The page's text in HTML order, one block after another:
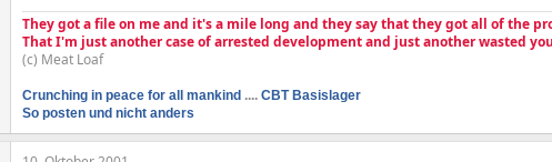
They got a file on me and it's a mile long and they say that they got all of the
That I'm just another case of arrested development and just another wasted
(c) Meat Loaf
Crunching in peace for all mankind .... CBT Basislager
So posten und nicht anders